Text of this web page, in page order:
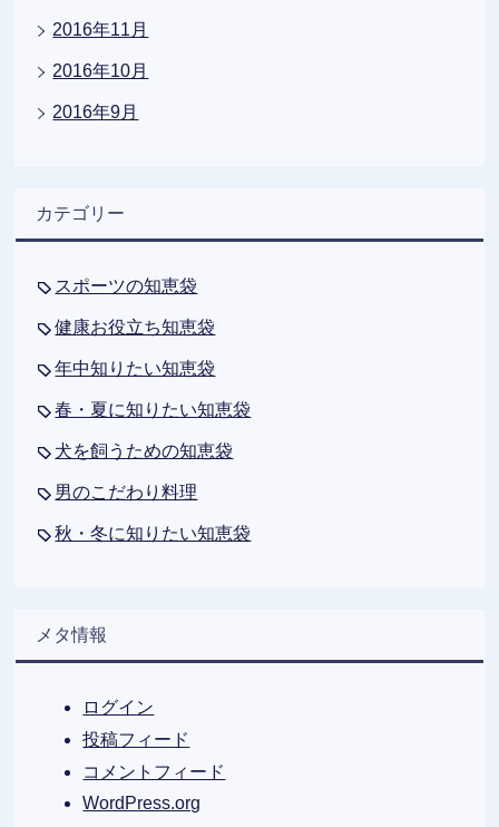
2016年11月
2016年10月
2016年9月
カテゴリー
スポーツの知恵袋
健康お役立ち知恵袋
年中知りたい知恵袋
春・夏に知りたい知恵袋
犬を飼うための知恵袋
男のこだわり料理
秋・冬に知りたい知恵袋
メタ情報
ログイン
投稿フィード
コメントフィード
WordPress.org